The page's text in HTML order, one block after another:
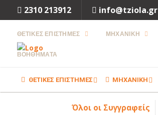
info@tziola.gr
2310 213912
ΘΕΤΙΚΕΣ ΕΠΙΣΤΗΜΕΣ ΜΗΧΑΝΙΚΗ
ΒΟΗΘΗΜΑΤΑ
ΘΕΤΙΚΕΣ ΕΠΙΣΤΗΜΕΣ ΜΗΧΑΝΙΚΗ
Όλοι οι Συγγραφείς